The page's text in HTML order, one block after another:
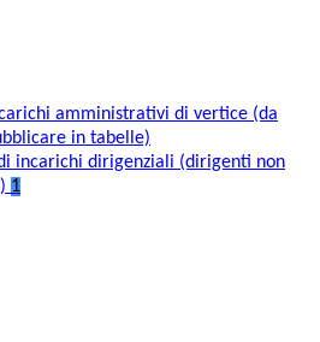
amministrativi di vertice (da
in tabelle)
incarichi dirigenziali (dirigenti non
1